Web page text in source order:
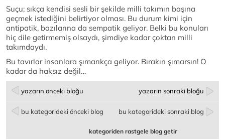
Suçu; sıkça kendisi sesli bir şekilde milli takımın başına
geçmek istediğini belirtiyor olması. Bu durum kimi için
antipatik, bazılarına da sempatik geliyor. Belki bu konuları
hiç dile getirmemiş olsaydı, şimdiye kadar çoktan milli
takımdaydı.
Bu tavırlar insanlara şımarıkça geliyor. Bırakın şımarsın! O
kadar da haksız değil…
yazarın önceki bloğu yazarın sonraki bloğu
bu kategorideki önceki blog bu kategorideki sonraki blog
kategoriden rastgele blog getir